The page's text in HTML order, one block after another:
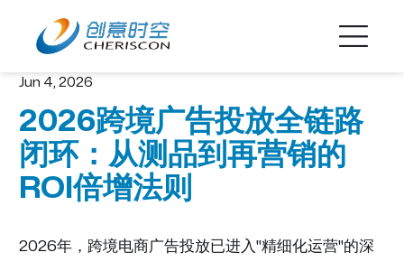
Jun 4, 2026
2026跨境广告投放全链路
闭环：从测品到再营销的
ROI倍增法则
2026年，跨境电商广告投放已进入"精细化运营"的深